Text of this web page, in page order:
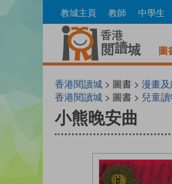
to
教城主頁 教師 中學生
圖
香港閱讀城 > 圖書 > 漫畫
香港閱讀城 > 圖書 > 兒童
小熊晚安曲